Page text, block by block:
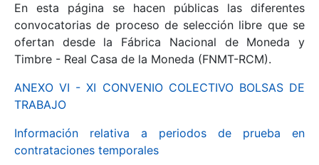
Mostrar/Ocultar
Mostrar/Ocultar
En esta página se hacen públicas las diferentes
convocatorias de proceso de selección libre que se
ofertan desde la Fábrica Nacional de Moneda y
Timbre - Real Casa de la Moneda (FNMT-RCM).
ANEXO VI - XI CONVENIO COLECTIVO BOLSAS DE
TRABAJO
Información relativa a periodos de prueba en
contrataciones temporales